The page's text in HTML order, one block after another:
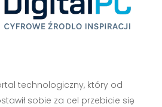
technologiczny, który od
sobie za cel przebicie się